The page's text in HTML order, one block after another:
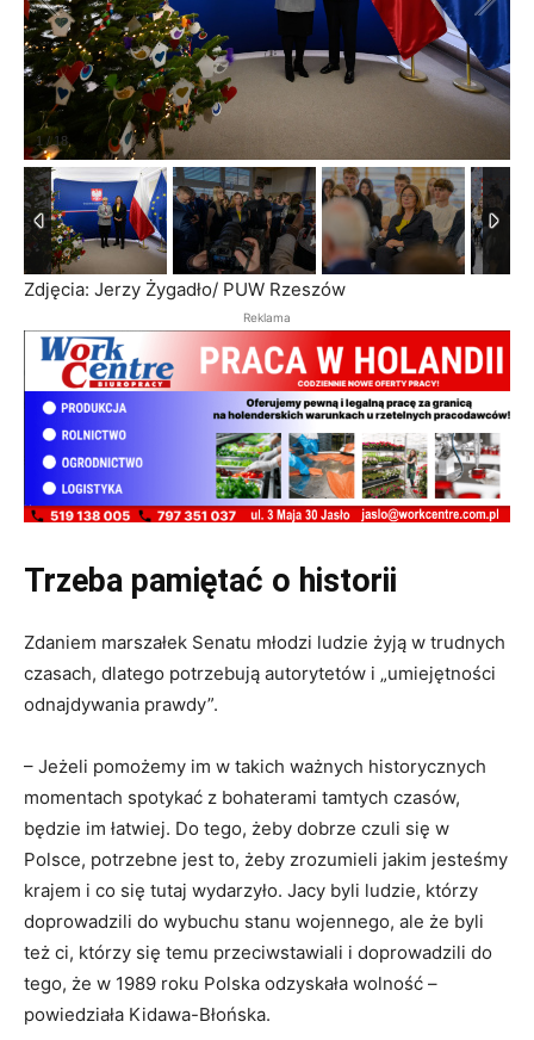
1 / 18
Zdjęcia: Jerzy Żygadło/ PUW Rzeszów
Reklama
Trzeba pamiętać o historii
Zdaniem marszałek Senatu młodzi ludzie żyją w trudnych
czasach, dlatego potrzebują autorytetów i „umiejętności
odnajdywania prawdy”.
– Jeżeli pomożemy im w takich ważnych historycznych
momentach spotykać z bohaterami tamtych czasów,
będzie im łatwiej. Do tego, żeby dobrze czuli się w
Polsce, potrzebne jest to, żeby zrozumieli jakim jesteśmy
krajem i co się tutaj wydarzyło. Jacy byli ludzie, którzy
doprowadzili do wybuchu stanu wojennego, ale że byli
też ci, którzy się temu przeciwstawiali i doprowadzili do
tego, że w 1989 roku Polska odzyskała wolność –
powiedziała Kidawa-Błońska.